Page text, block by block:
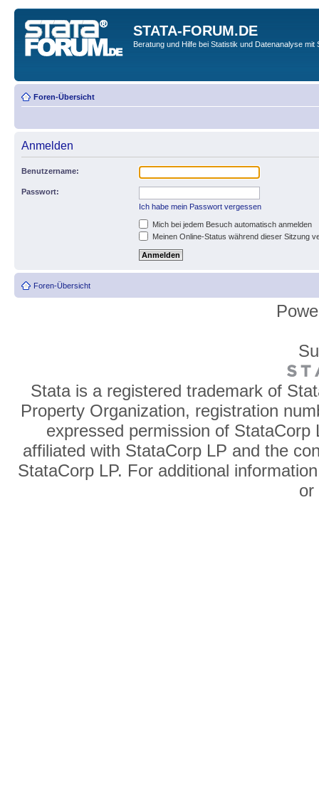
STATA-FORUM.DE
Beratung und Hilfe bei Statistik und Datenanalyse mit
Foren-Übersicht
Anmelden
Benutzername:
Passwort:
Ich habe mein Passwort vergessen
Mich bei jedem Besuch automatisch anmelden
Meinen Online-Status während dieser Sitzung
Foren-Übersicht
Stata is a registered trademark of
Property Organization, registration
expressed permission of
affiliated with StataCorp LP and the
StataCorp LP. For additional
or